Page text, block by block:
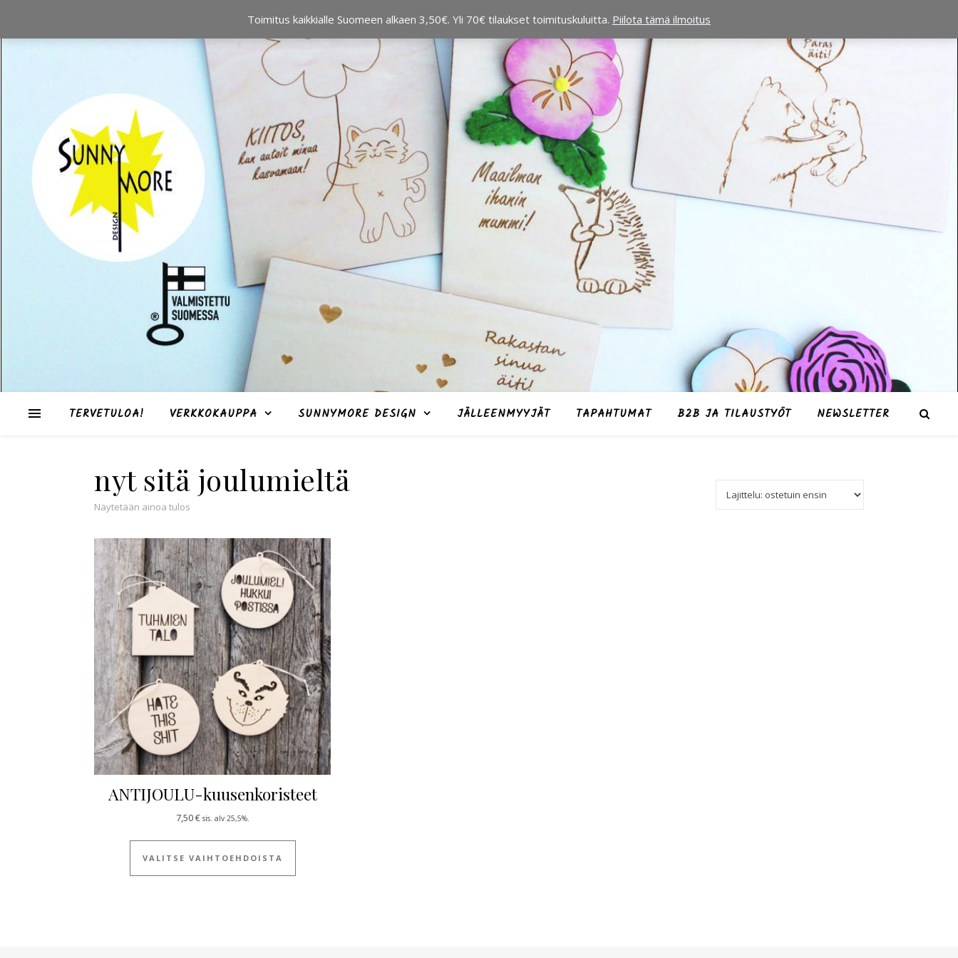
TERVETULOA! VERKKOKAUPPA SUNNYMORE DESIGN JÄLLEENMYYJÄT TAPAHTUMAT B2B JA TILAUSTYÖT NEWSLETTER
nyt sitä joulumieltä
Näytetään ainoa tulos
ANTIJOULU-kuusenkoristeet
7,50€ sis. alv 25,5%.
VALITSE VAIHTOEHDOISTA
Tällä tuotteella on useampi muunnelma. Voit tehdä valinnat tuotteen sivulla.
Toimitus kaikkialle Suomeen alkaen 3,50€. Yli 70€ tilaukset toimituskuluitta. Piilota tämä ilmoitus